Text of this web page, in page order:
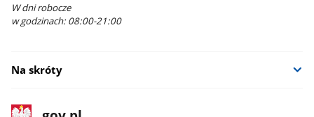
W dni robocze
w godzinach: 08:00-21:00
Na skróty
stopka